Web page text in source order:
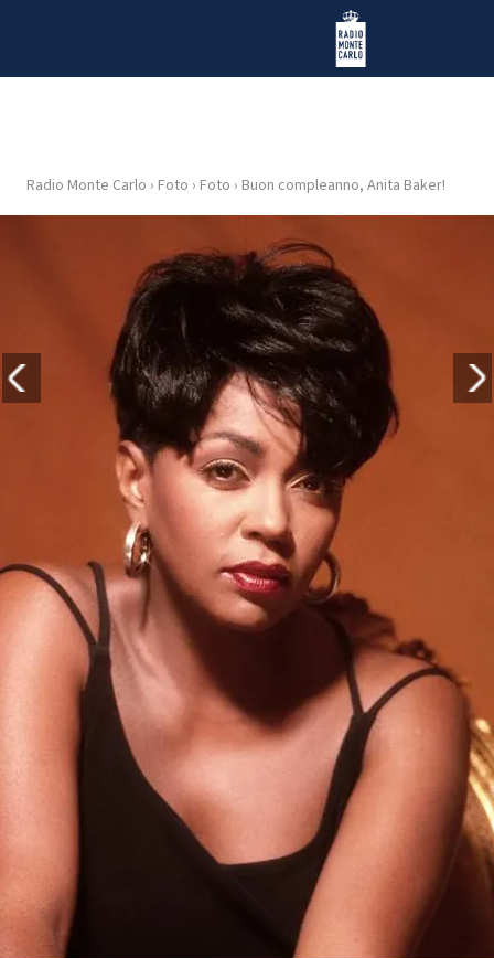
Radio Monte Carlo
HOME
PLAYLIST
CONCORSI
EVENTI
VIDEO
PRINCIPATO
DI
MONACO
Radio Monte Carlo › Foto › Foto › Buon compleanno, Anita Baker!